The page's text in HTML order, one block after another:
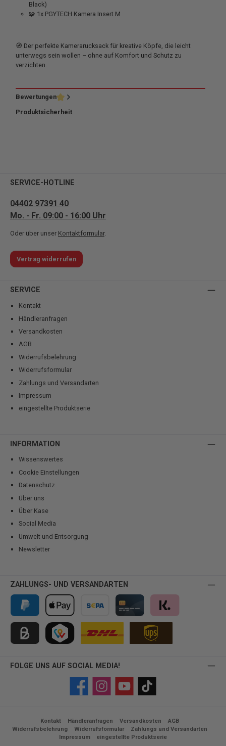
Black)
🧩 1x PGYTECH Kamera Insert M
🧭 Der perfekte Kamerarucksack für kreative Köpfe, die leicht
unterwegs sein wollen – ohne auf Komfort und Schutz zu
verzichten.
Bewertungen
Produktsicherheit
SERVICE-HOTLINE
04402 97391 40
Mo. - Fr. 09:00 - 16:00 Uhr
Oder über unser Kontaktformular.
Vertrag widerrufen
SERVICE
Kontakt
Händleranfragen
Versandkosten
AGB
Widerrufsbelehrung
Widerrufsformular
Zahlungs und Versandarten
Impressum
eingestellte Produktserie
INFORMATION
Wissenswertes
Cookie Einstellungen
Datenschutz
Über uns
Über Kase
Social Media
Umwelt und Entsorgung
Newsletter
ZAHLUNGS- UND VERSANDARTEN
PayPal Apple Pay Vorkasse Kreditkarte Klarna
FOLGE UNS AUF SOCIAL MEDIA!
FacebookInstagramYouTube TikTok
Kontakt Händleranfragen Versandkosten
AGB
Widerrufsbelehrung
Widerrufsformular
Zahlungs und Versandarten
Impressum
eingestellte Produktserie